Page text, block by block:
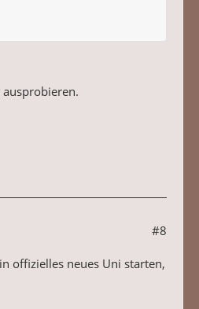
#8
offizielles neues Uni starten,